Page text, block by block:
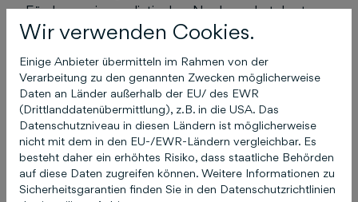
Förderung journalistischer Nachwuchstalente.
Ingo Mahl, CEO der Schlüterschen
Unternehmens: „Fachmedien sind nicht nur
wichtige Informationsquellen, sie machen
Wissen nutzbar und setzen entscheidende
Zukunfts-Impulse. Fachjournalismus entfaltet
seine Wirkung dort, wo komplexe Themen
verständlich, relevant und praxisnah aufbereitet
werden. Mit dem Schlütersche Fachmedienpreis
Wir verwenden Cookies.
Einige Anbieter übermitteln im Rahmen von der
Verarbeitung zu den genannten Zwecken möglicherweise
Daten an Länder außerhalb der EU/ des EWR
(Drittlanddatenübermittlung), z.B. in die USA. Das
Datenschutzniveau in diesen Ländern ist möglicherweise
nicht mit dem in den EU-/EWR-Ländern vergleichbar. Es
besteht daher ein erhöhtes Risiko, dass staatliche Behörden
auf diese Daten zugreifen können. Weitere Informationen zu
Sicherheitsgarantien finden Sie in den Datenschutzrichtlinien